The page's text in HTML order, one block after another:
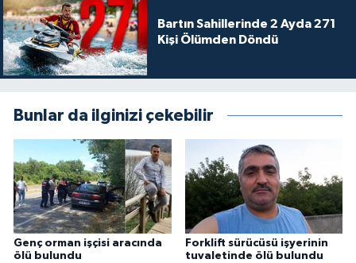
Bartın Sahillerinde 2 Ayda 271
Kişi Ölümden Döndü
Bunlar da ilginizi çekebilir
Genç orman işçisi aracında
ölü bulundu
Forklift sürücüsü işyerinin
tuvaletinde ölü bulundu